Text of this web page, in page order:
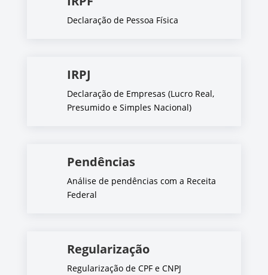
Declaração de Pessoa Física
IRPJ
Declaração de Empresas (Lucro Real,
Presumido e Simples Nacional)
Pendências
Análise de pendências com a Receita
Federal
Regularização
Regularização de CPF e CNPJ